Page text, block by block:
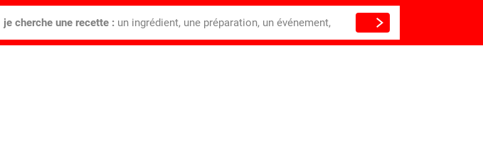
je cherche une recette : un ingrédient, une préparation, un événement,